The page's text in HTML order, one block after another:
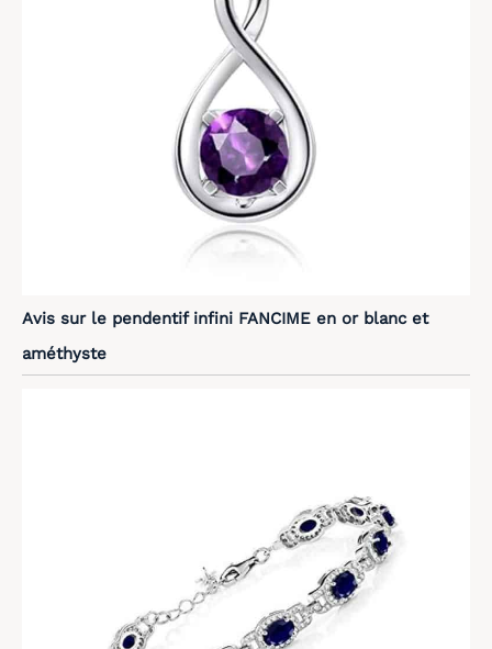
Avis sur le pendentif infini FANCIME en or blanc et
améthyste